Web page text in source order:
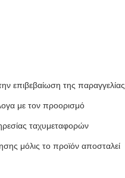
επιβεβαίωση της παραγγελίας
με τον προορισμό
ταχυμεταφορών
μόλις το προϊόν αποσταλεί